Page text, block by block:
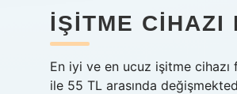
İŞITME CIHAZI
En iyi ve en ucuz işitme cihazı
ile 55 TL arasında